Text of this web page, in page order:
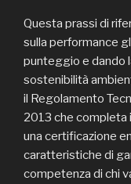
Questa prassi di
sulla performance
punteggio e dando
sostenibilità
il Regolamento
2013 che completa
una certificazione
caratteristiche di
competenza di chi